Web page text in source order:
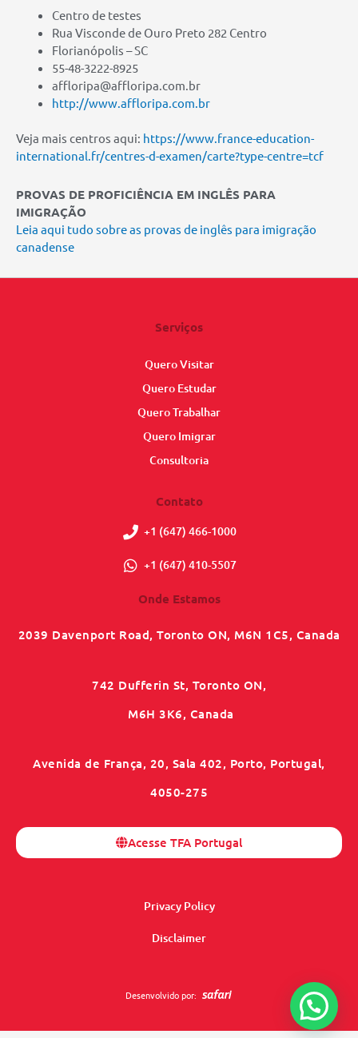
Centro de testes
Rua Visconde de Ouro Preto 282 Centro
Florianópolis – SC
55-48-3222-8925
affloripa@affloripa.com.br
http://www.affloripa.com.br
Veja mais centros aqui: https://www.france-education-
international.fr/centres-d-examen/carte?type-centre=tcf
PROVAS DE PROFICIÊNCIA EM INGLÊS PARA
IMIGRAÇÃO
Leia aqui tudo sobre as provas de inglês para imigração
canadense
Serviços
Quero Visitar
Quero Estudar
Quero Trabalhar
Quero Imigrar
Consultoria
Contato
+1 (647) 466-1000
+1 (647) 410-5507
Onde Estamos
2039 Davenport Road, Toronto ON, M6N 1C5, Canada
742 Dufferin St, Toronto ON,
M6H 3K6, Canada
Avenida de França, 20, Sala 402, Porto, Portugal,
4050-275
Acesse TFA Portugal
Privacy Policy
Disclaimer
Desenvolvido por: